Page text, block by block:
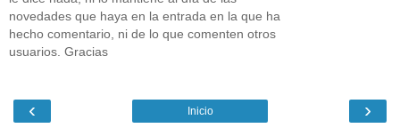
novedades que haya en la entrada en la que ha
hecho comentario, ni de lo que comenten otros
usuarios. Gracias
‹ ›
Inicio